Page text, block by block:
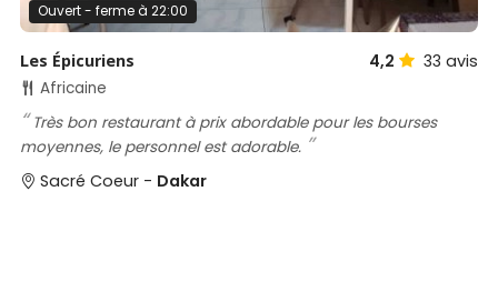
Ouvert - ferme à 22:00
Les Épicuriens 4,2 33 avis
Africaine
Très bon restaurant à prix abordable pour les bourses
moyennes, le personnel est adorable.
Sacré Coeur - Dakar